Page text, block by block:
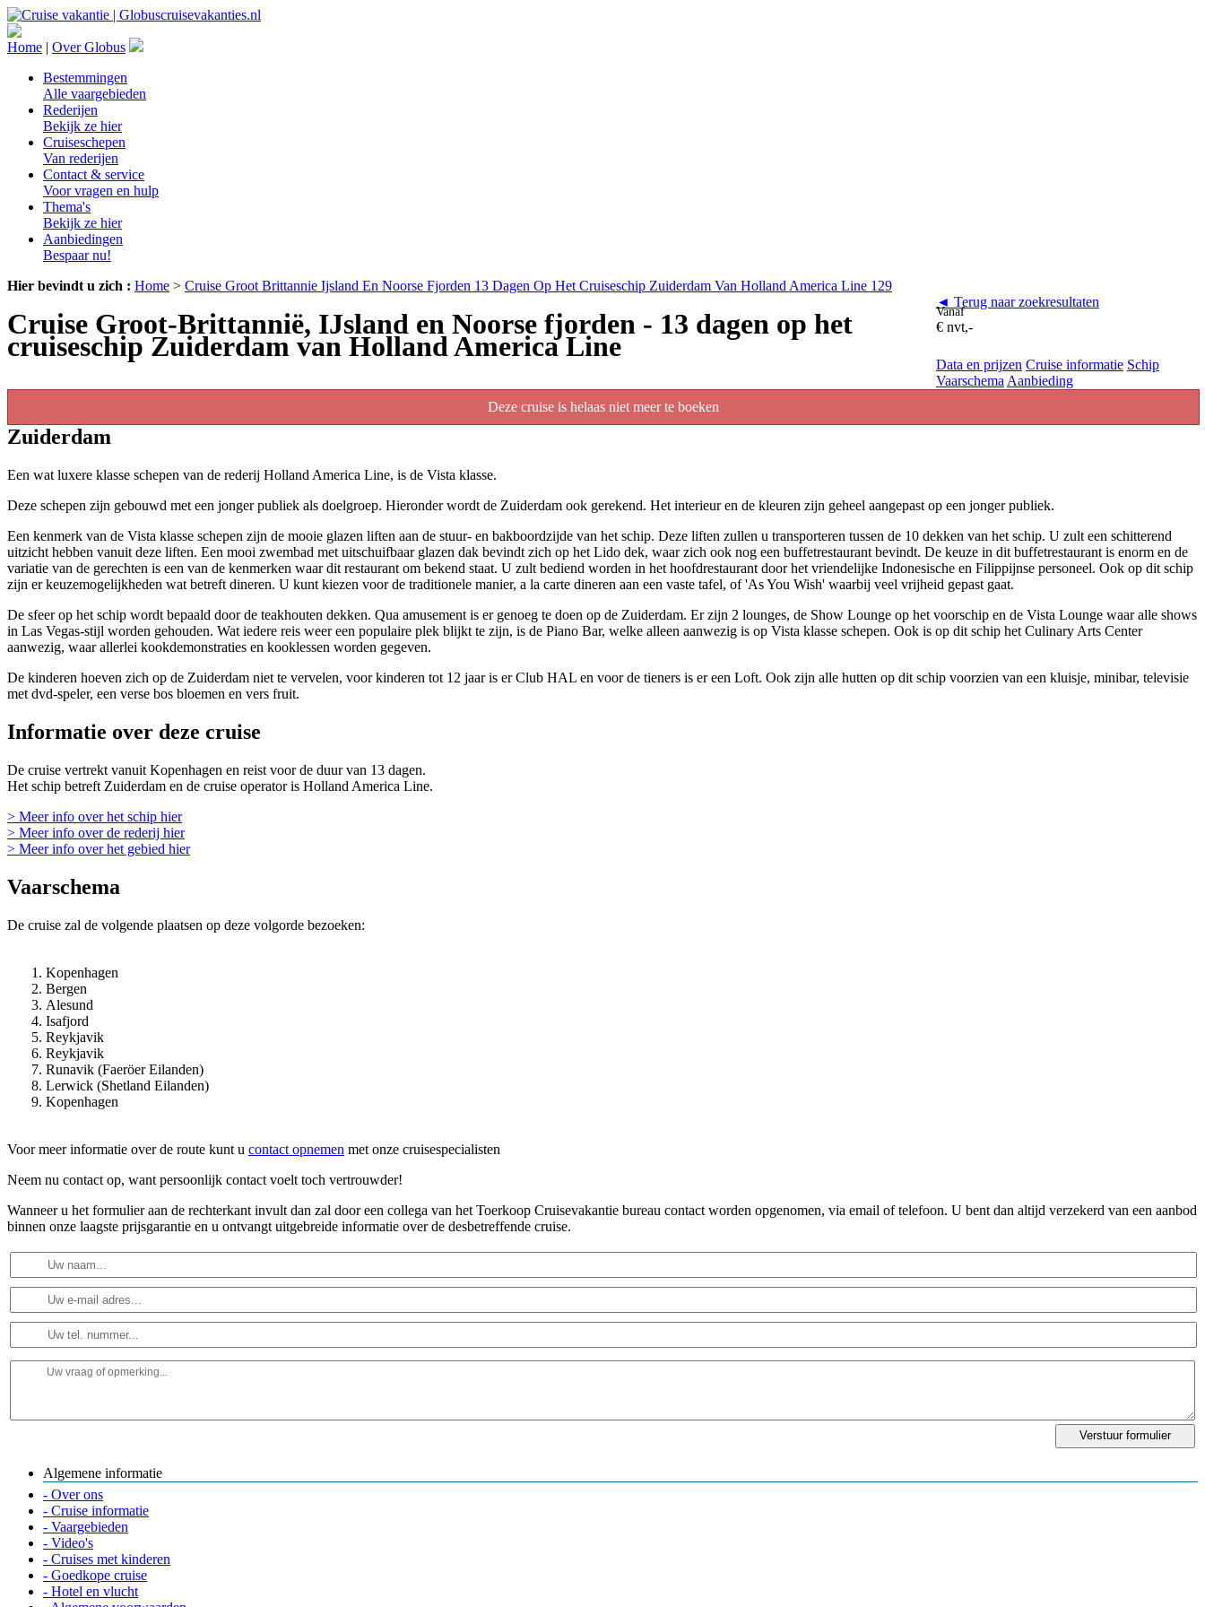
Home | Over Globus
Bestemmingen
Alle vaargebieden
Rederijen
Bekijk ze hier
Cruiseschepen
Van rederijen
Contact & service
Voor vragen en hulp
Thema's
Bekijk ze hier
Aanbiedingen
Bespaar nu!
Hier bevindt u zich : Home > Cruise Groot Brittannie Ijsland En Noorse Fjorden 13 Dagen Op Het Cruiseschip Zuiderdam Van Holland America Line 129
◄ Terug naar zoekresultaten
Cruise Groot-Brittannië, IJsland en Noorse fjorden - 13 dagen op het
cruiseschip Zuiderdam van Holland America Line
Vanaf
€ nvt,-
Data en prijzen Cruise informatie Schip
Vaarschema Aanbieding
Deze cruise is helaas niet meer te boeken
Zuiderdam
Een wat luxere klasse schepen van de rederij Holland America Line, is de Vista klasse.
Deze schepen zijn gebouwd met een jonger publiek als doelgroep. Hieronder wordt de Zuiderdam ook gerekend. Het interieur en de kleuren zijn geheel aangepast op een jonger publiek.
Een kenmerk van de Vista klasse schepen zijn de mooie glazen liften aan de stuur- en bakboordzijde van het schip. Deze liften zullen u transporteren tussen de 10 dekken van het schip. U zult een schitterend
uitzicht hebben vanuit deze liften. Een mooi zwembad met uitschuifbaar glazen dak bevindt zich op het Lido dek, waar zich ook nog een buffetrestaurant bevindt. De keuze in dit buffetrestaurant is enorm en de
variatie van de gerechten is een van de kenmerken waar dit restaurant om bekend staat. U zult bediend worden in het hoofdrestaurant door het vriendelijke Indonesische en Filippijnse personeel. Ook op dit schip
zijn er keuzemogelijkheden wat betreft dineren. U kunt kiezen voor de traditionele manier, a la carte dineren aan een vaste tafel, of 'As You Wish' waarbij veel vrijheid gepast gaat.
De sfeer op het schip wordt bepaald door de teakhouten dekken. Qua amusement is er genoeg te doen op de Zuiderdam. Er zijn 2 lounges, de Show Lounge op het voorschip en de Vista Lounge waar alle shows
in Las Vegas-stijl worden gehouden. Wat iedere reis weer een populaire plek blijkt te zijn, is de Piano Bar, welke alleen aanwezig is op Vista klasse schepen. Ook is op dit schip het Culinary Arts Center
aanwezig, waar allerlei kookdemonstraties en kooklessen worden gegeven.
De kinderen hoeven zich op de Zuiderdam niet te vervelen, voor kinderen tot 12 jaar is er Club HAL en voor de tieners is er een Loft. Ook zijn alle hutten op dit schip voorzien van een kluisje, minibar, televisie
met dvd-speler, een verse bos bloemen en vers fruit.
Informatie over deze cruise
De cruise vertrekt vanuit Kopenhagen en reist voor de duur van 13 dagen.
Het schip betreft Zuiderdam en de cruise operator is Holland America Line.
> Meer info over het schip hier
> Meer info over de rederij hier
> Meer info over het gebied hier
Vaarschema
De cruise zal de volgende plaatsen op deze volgorde bezoeken:
Kopenhagen
Bergen
Alesund
Isafjord
Reykjavik
Reykjavik
Runavik (Faeröer Eilanden)
Lerwick (Shetland Eilanden)
Kopenhagen
Voor meer informatie over de route kunt u contact opnemen met onze cruisespecialisten
Neem nu contact op, want persoonlijk contact voelt toch vertrouwder!
Wanneer u het formulier aan de rechterkant invult dan zal door een collega van het Toerkoop Cruisevakantie bureau contact worden opgenomen, via email of telefoon. U bent dan altijd verzekerd van een aanbod
binnen onze laagste prijsgarantie en u ontvangt uitgebreide informatie over de desbetreffende cruise.
Algemene informatie
- Over ons
- Cruise informatie
- Vaargebieden
- Video's
- Cruises met kinderen
- Goedkope cruise
- Hotel en vlucht